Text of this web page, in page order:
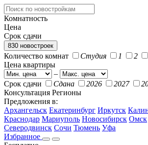
Комнатность
Цена
Срок сдачи
830 новостроек
Количество комнат Студия 1 2
Цена квартиры
–
Срок сдачи
Сдана 2026 2027
Консультация Регионы
Предложения в:
Архангельск Екатеринбург Иркутск
Краснодар Мариуполь Новосибирск Омск
Северодвинск Сочи Тюмень Уфа
Избранное